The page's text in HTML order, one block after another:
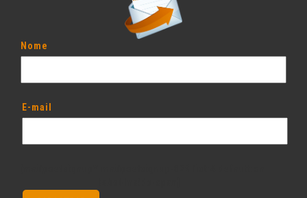
Nome
E-mail